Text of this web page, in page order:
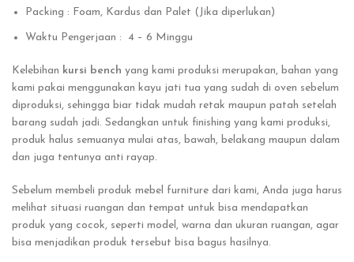
Packing : Foam, Kardus dan Palet (Jika diperlukan)
Waktu Pengerjaan : 4 – 6 Minggu
Kelebihan kursi bench yang kami produksi merupakan, bahan yang
kami pakai menggunakan kayu jati tua yang sudah di oven sebelum
diproduksi, sehingga biar tidak mudah retak maupun patah setelah
barang sudah jadi. Sedangkan untuk finishing yang kami produksi,
produk halus semuanya mulai atas, bawah, belakang maupun dalam
dan juga tentunya anti rayap.
Sebelum membeli produk mebel furniture dari kami, Anda juga harus
melihat situasi ruangan dan tempat untuk bisa mendapatkan
produk yang cocok, seperti model, warna dan ukuran ruangan, agar
bisa menjadikan produk tersebut bisa bagus hasilnya.